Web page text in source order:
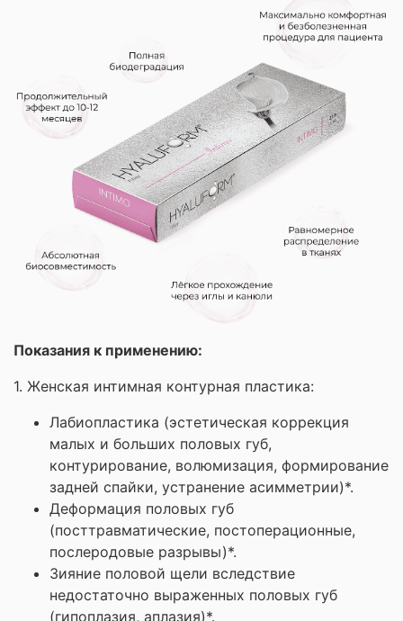
Показания к применению:
1. Женская интимная контурная пластика:
Лабиопластика (эстетическая коррекция
малых и больших половых губ,
контурирование, волюмизация, формирование
задней спайки, устранение асимметрии)*.
Деформация половых губ
(посттравматические, постоперационные,
послеродовые разрывы)*.
Зияние половой щели вследствие
недостаточно выраженных половых губ
(гипоплазия, аплазия)*.